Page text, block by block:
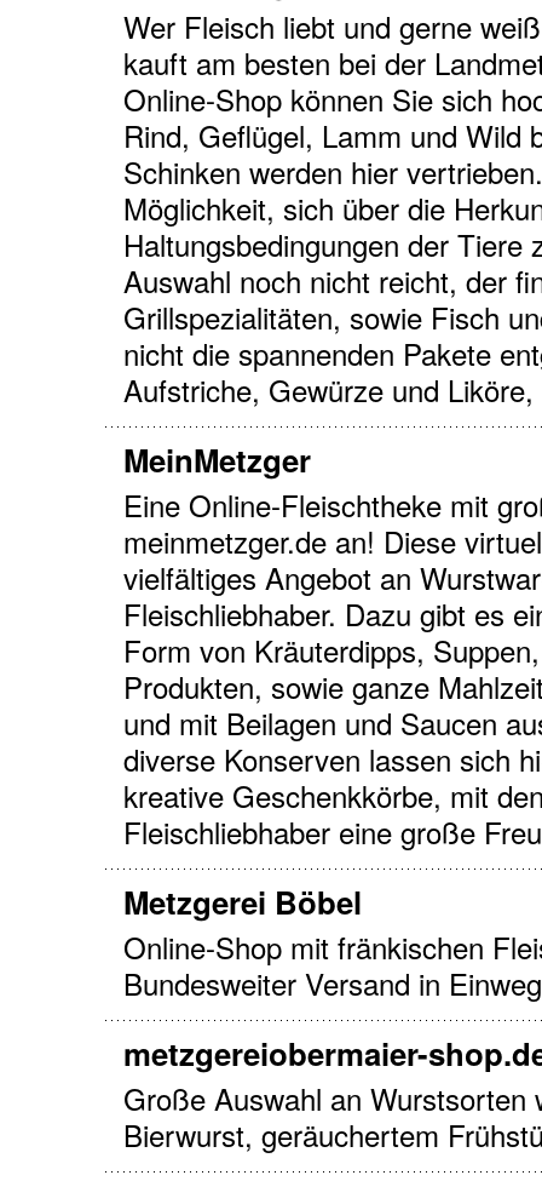
Wer Fleisch liebt und gerne
kauft am besten bei der
Online-Shop können Sie sich
Rind, Geflügel, Lamm und Wild
Schinken werden hier
Möglichkeit, sich über die
Haltungsbedingungen der Tiere
Auswahl noch nicht reicht, der
Grillspezialitäten, sowie Fisch
nicht die spannenden Pakete
Aufstriche, Gewürze und
MeinMetzger
Eine Online-Fleischtheke mit
meinmetzger.de an! Diese
vielfältiges Angebot an
Fleischliebhaber. Dazu gibt es
Form von Kräuterdipps,
Produkten, sowie ganze
und mit Beilagen und Saucen
diverse Konserven lassen sich
kreative Geschenkkörbe, mit
Fleischliebhaber eine große
Metzgerei Böbel
Online-Shop mit fränkischen
Bundesweiter Versand in
metzgereiobermaier-
Große Auswahl an Wurstsorten
Bierwurst, geräuchertem